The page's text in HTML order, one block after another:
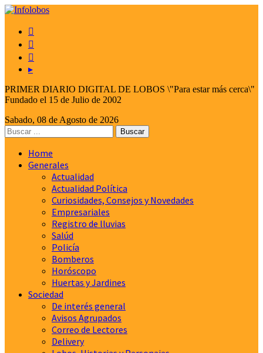



▸
PRIMER DIARIO DIGITAL DE LOBOS \"Para estar más cerca\"
Fundado el 15 de Julio de 2002
Sabado, 08 de Agosto de 2026
Home
Generales
Actualidad
Actualidad Política
Curiosidades, Consejos y Novedades
Empresariales
Registro de lluvias
Salúd
Policía
Bomberos
Horóscopo
Huertas y Jardines
Sociedad
De interés general
Avisos Agrupados
Correo de Lectores
Delivery